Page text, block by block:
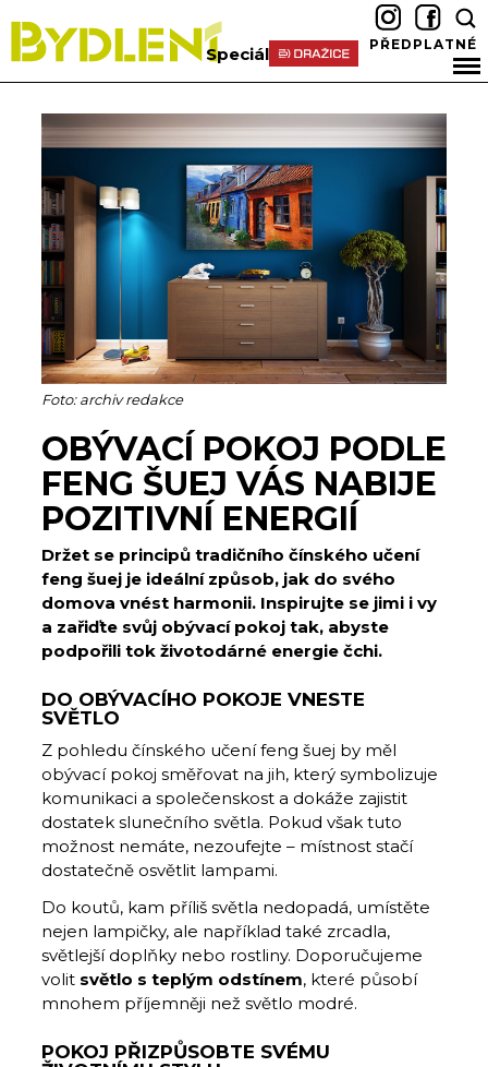
Speciál PŘEDPLATNÉ
Foto: archiv redakce
OBÝVACÍ POKOJ PODLE
FENG ŠUEJ VÁS NABIJE
POZITIVNÍ ENERGIÍ
Držet se principů tradičního čínského učení
feng šuej je ideální způsob, jak do svého
domova vnést harmonii. Inspirujte se jimi i vy
a zařiďte svůj obývací pokoj tak, abyste
podpořili tok životodárné energie čchi.
DO OBÝVACÍHO POKOJE VNESTE
SVĚTLO
Z pohledu čínského učení feng šuej by měl
obývací pokoj směřovat na jih, který symbolizuje
komunikaci a společenskost a dokáže zajistit
dostatek slunečního světla. Pokud však tuto
možnost nemáte, nezoufejte – místnost stačí
dostatečně osvětlit lampami.
Do koutů, kam příliš světla nedopadá, umístěte
nejen lampičky, ale například také zrcadla,
světlejší doplňky nebo rostliny. Doporučujeme
volit světlo s teplým odstínem, které působí
mnohem příjemněji než světlo modré.
POKOJ PŘIZPŮSOBTE SVÉMU